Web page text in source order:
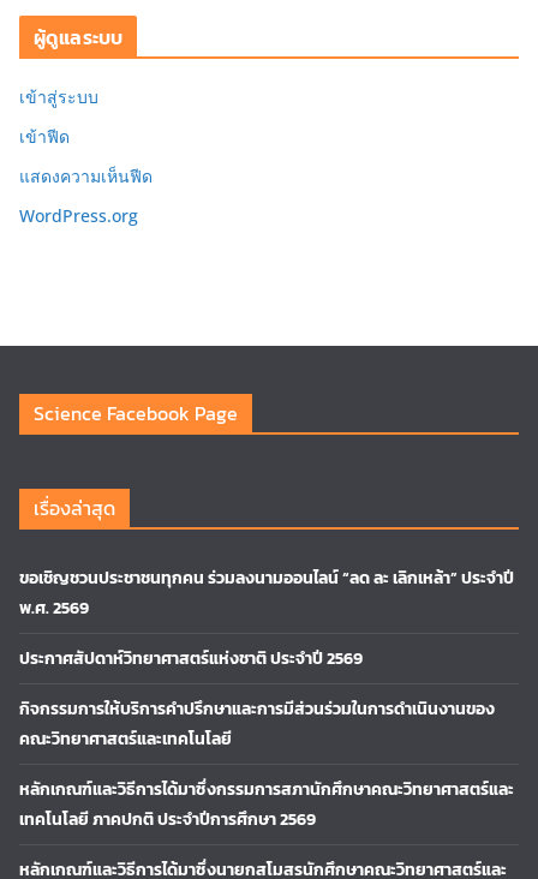
ผู้ดูแลระบบ
เข้าสู่ระบบ
เข้าฟีด
แสดงความเห็นฟีด
WordPress.org
Science Facebook Page
เรื่องล่าสุด
ขอเชิญชวนประชาชนทุกคน ร่วมลงนามออนไลน์ “ลด ละ เลิกเหล้า” ประจำปี
พ.ศ. 2569
ประกาศสัปดาห์วิทยาศาสตร์แห่งชาติ ประจำปี 2569
กิจกรรมการให้บริการคำปรึกษาและการมีส่วนร่วมในการดำเนินงานของ
คณะวิทยาศาสตร์และเทคโนโลยี
หลักเกณฑ์และวิธีการได้มาซึ่งกรรมการสภานักศึกษาคณะวิทยาศาสตร์และ
เทคโนโลยี ภาคปกติ ประจำปีการศึกษา 2569
หลักเกณฑ์และวิธีการได้มาซึ่งนายกสโมสรนักศึกษาคณะวิทยาศาสตร์และ